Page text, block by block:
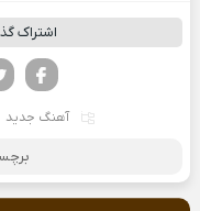
اشتراک
آهنگ جدید